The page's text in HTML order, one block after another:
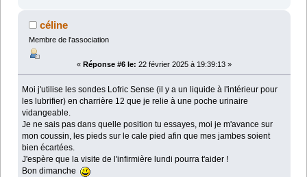
céline
Membre de l'association
« Réponse #6 le: 22 février 2025 à 19:39:13 »
Moi j'utilise les sondes Lofric Sense (il y a un liquide à l'intérieur pour
les lubrifier) en charrière 12 que je relie à une poche urinaire
vidangeable.
Je ne sais pas dans quelle position tu essayes, moi je m'avance sur
mon coussin, les pieds sur le cale pied afin que mes jambes soient
bien écartées.
J'espère que la visite de l'infirmière lundi pourra t'aider !
Bon dimanche